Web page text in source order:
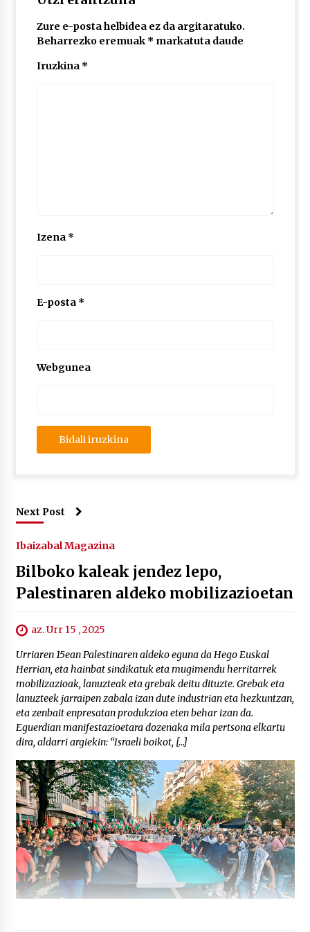
2026/07/03
MUSIBLA #297: Bide, Boards Of Canada, Somak,
Zure e-posta helbidea ez da argitaratuko.
Beharrezko eremuak * markatuta daude
Iruzkina *
Izena *
E-posta *
Webgunea
Next Post
Ibaizabal Magazina
Bilboko kaleak jendez lepo,
Palestinaren aldeko mobilizazioetan
az. Urr 15 , 2025
Urriaren 15ean Palestinaren aldeko eguna da Hego Euskal
Herrian, eta hainbat sindikatuk eta mugimendu herritarrek
mobilizazioak, lanuzteak eta grebak deitu dituzte. Grebak eta
lanuzteek jarraipen zabala izan dute industrian eta hezkuntzan,
eta zenbait enpresatan produkzioa eten behar izan da.
Eguerdian manifestazioetara dozenaka mila pertsona elkartu
dira, aldarri argiekin: “Israeli boikot, […]